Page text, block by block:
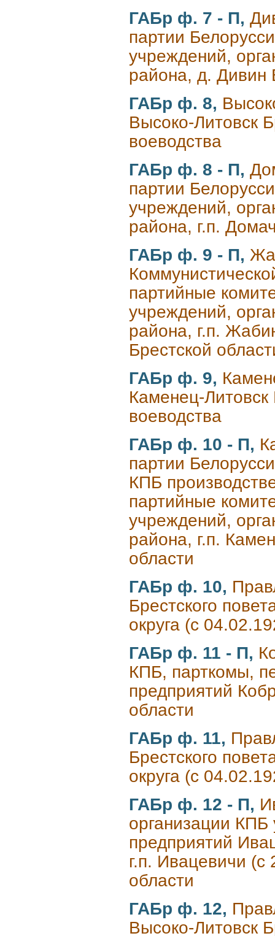
ГАБр ф. 7 - П,
партии
учреждений,
района, д. Дивин
ГАБр ф. 8,
Высоко-Литовск
воеводства
ГАБр ф. 8 - П,
партии
учреждений,
района, г.п.
ГАБр ф. 9 - П,
партийные
учреждений,
района, г.п.
Брестской
ГАБр ф. 9,
Каменец-Литовск
воеводства
ГАБр ф. 10 - П,
партии
КПБ
партийные
учреждений,
района, г.п.
области
ГАБр ф. 10,
Брестского
округа (с
ГАБр ф. 11 - П,
КПБ, парткомы,
предприятий
области
ГАБр ф. 11,
Брестского
округа (с
ГАБр ф. 12 - П,
организации КПБ
предприятий
г.п. Ивацевичи (с
области
ГАБр ф. 12,
Высоко-Литовск